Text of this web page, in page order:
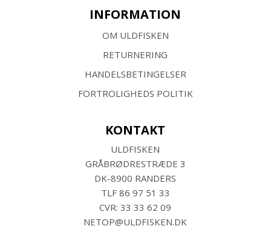
INFORMATION
OM ULDFISKEN
RETURNERING
HANDELSBETINGELSER
FORTROLIGHEDS POLITIK
KONTAKT
ULDFISKEN
GRÅBRØDRESTRÆDE 3
DK-8900 RANDERS
TLF 86 97 51 33
CVR: 33 33 62 09
NETOP@ULDFISKEN.DK